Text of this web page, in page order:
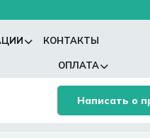
КОНТАКТЫ
ОПЛАТА
Написать о